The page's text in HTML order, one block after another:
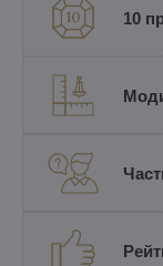
10